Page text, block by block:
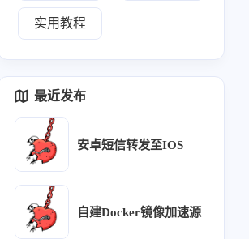
实用教程
最近发布
安卓短信转发至IOS
自建Docker镜像加速源